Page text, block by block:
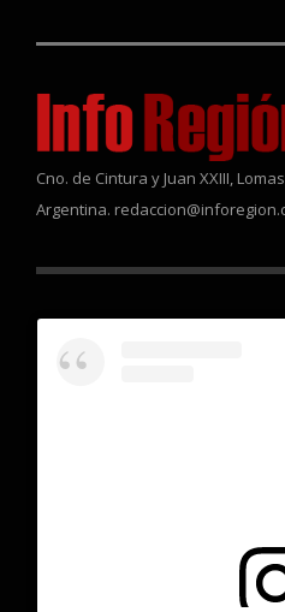
Cno. de Cintura y Juan XXIII,
Argentina.